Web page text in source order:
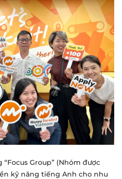
Group” (Nhóm được
kỹ năng tiếng Anh cho nhu